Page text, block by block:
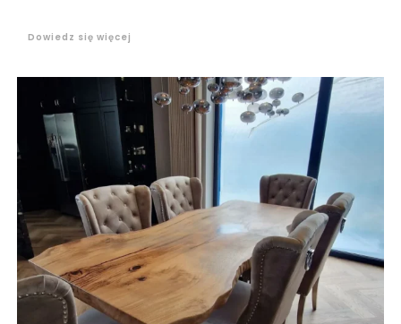
Dowiedz się więcej